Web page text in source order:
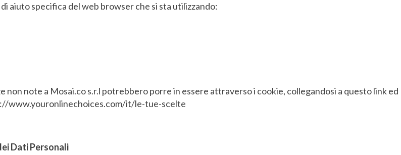
aiuto specifica del web browser che si sta utilizzando:
note a Mosai.co s.r.l potrebbero porre in essere attraverso i cookie, collegandosi a questo link ed
www.youronlinechoices.com/it/le-tue-scelte
Dati Personali